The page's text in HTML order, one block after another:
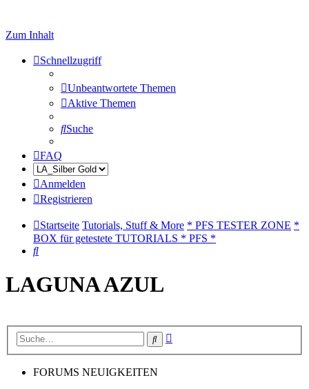
Zum Inhalt
Schnellzugriff
Unbeantwortete Themen
Aktive Themen
Suche
FAQ
Anmelden
Registrieren
Startseite Tutorials, Stuff & More * PFS TESTER ZONE *
BOX für getestete TUTORIALS * PFS *
Suche
LAGUNA AZUL
Suche
FORUMS NEUIGKEITEN